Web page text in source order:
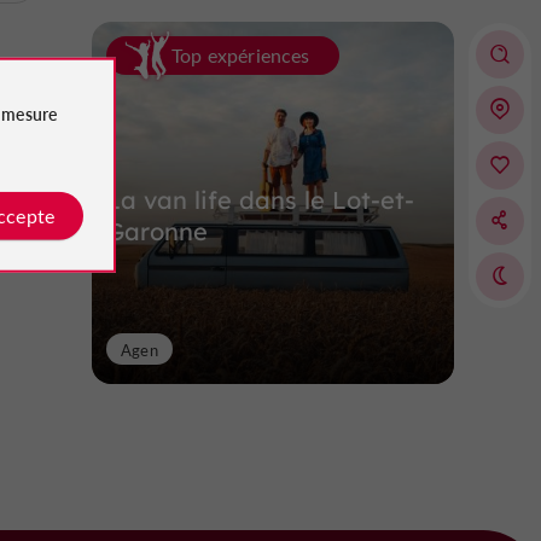
Top expériences
La van life dans le Lot-et-
Garonne
Agen
mesure